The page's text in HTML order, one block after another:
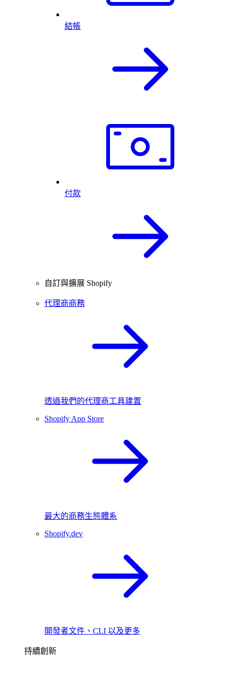
結帳
付款
自訂與擴展 Shopify
代理商商務
透過我們的代理商工具建置
Shopify App Store
最大的商務生態體系
Shopify.dev
開發者文件、CLI 以及更多
持續創新